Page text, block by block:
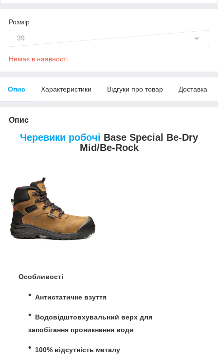
Розмір
39
Немає в наявності
Опис Характеристики Відгуки про товар Доставка
Опис
Черевики робочі Base Special Be-Dry
Mid/Be-Rock
Особливості
Антистатичне взуття
Водовідштовхувальний верх для
запобігання проникнення води
100% відсутність металу